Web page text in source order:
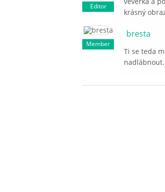
Editor
krásný
Member
bresta
Ti se teda